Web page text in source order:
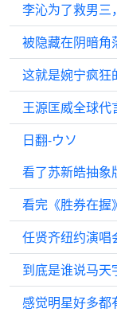
李沁为了救男三
被隐藏在阴暗
王源匡威全球代
日翻-ウソ
看完《胜券在握
任贤齐纽约演唱
到底是谁说马天
感觉明星好多都